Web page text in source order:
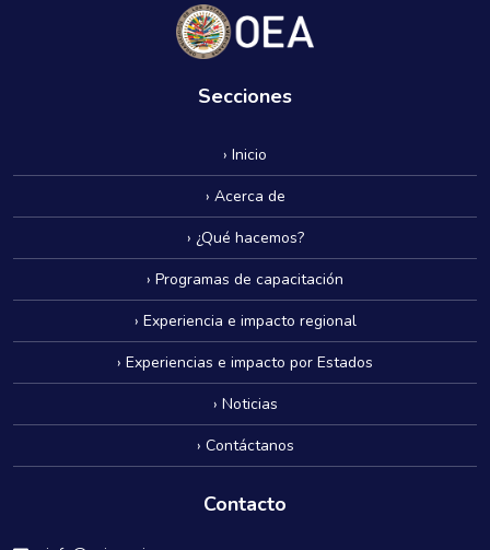
Secciones
› Inicio
› Acerca de
› ¿Qué hacemos?
› Programas de capacitación
› Experiencia e impacto regional
› Experiencias e impacto por Estados
› Noticias
› Contáctanos
Contacto